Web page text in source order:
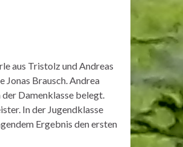
aus Tristolz und Andreas
Jonas Brausch. Andrea
Damenklasse belegt.
In der Jugendklasse
Ergebnis den ersten